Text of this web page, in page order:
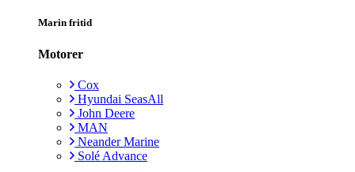
Marin fritid
Motorer
Cox
Hyundai SeasAll
John Deere
MAN
Neander Marine
Solé Advance